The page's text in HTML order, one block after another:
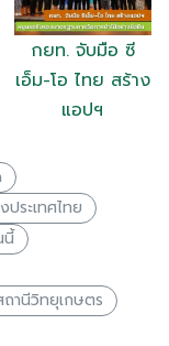
กยท. จับมือ ซี
เอ็ม-โอ ไทย สร้าง
แอปฯ
ประเทศไทย
นี้
านีวิทยุเกษตร